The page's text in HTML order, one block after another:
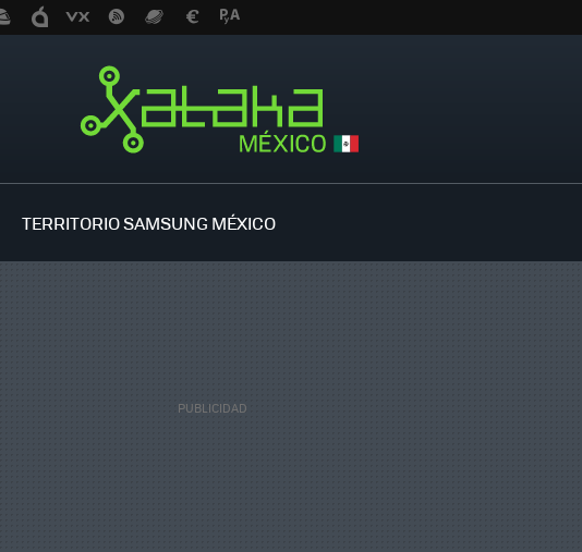
TERRITORIO SAMSUNG MÉXICO